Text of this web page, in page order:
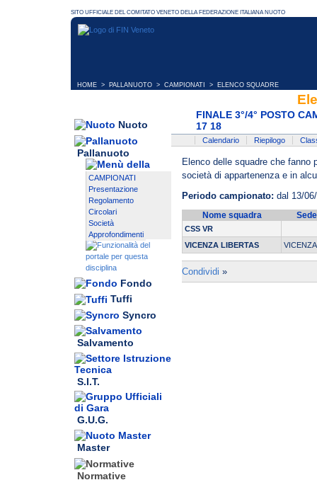
HOME > PALLANUOTO > CAMPIONATI > ELENCO SQUADRE
Nuoto
Pallanuoto
CAMPIONATI
Presentazione
Regolamento
Circolari
Società
Approfondimenti
Fondo
Tuffi
Syncro
Salvamento
S.I.T.
G.U.G.
Master
Normative
FINALE 3°/4° POSTO
17 18
Calendario Riepilogo
Elenco delle squadre che fanno
società di appartenenza e in
Periodo campionato: dal 13/
Nome squadra Sede
CSS VR
VICENZA LIBERTAS
Condividi »